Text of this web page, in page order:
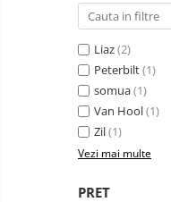
Accesorii machete
Liaz(2)
Peterbilt(1)
somua(1)
Van Hool(1)
Zil(1)
Vezi mai multe
PRET